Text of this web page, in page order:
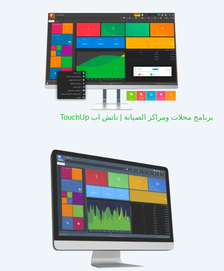
برنامج محلات ومراكز الصيانة | تاتش اب TouchUp